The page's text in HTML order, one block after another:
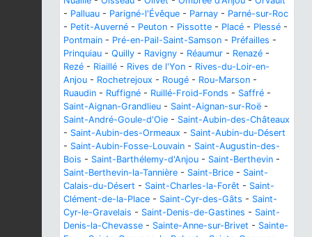
- Palluau - Parigné-l'Évêque - Parnay - Parné-sur-Roc
- Petit-Auverné - Peuton - Pissotte - Placé - Plessé -
Pontmain - Pré-en-Pail-Saint-Samson - Préfailles -
Prinquiau - Quilly - Ravigny - Réaumur - Renazé -
Rezé - Riaillé - Rives de l'Yon - Rives-du-Loir-en-
Anjou - Rochetrejoux - Rougé - Rou-Marson -
Ruaudin - Ruffigné - Ruillé-Froid-Fonds - Saffré -
Saint-Aignan-Grandlieu - Saint-Aignan-sur-Roë -
Saint-André-Goule-d'Oie - Saint-Aubin-des-Châteaux
- Saint-Aubin-des-Ormeaux - Saint-Aubin-du-Désert
- Saint-Aubin-Fosse-Louvain - Saint-Augustin-des-
Bois - Saint-Barthélemy-d'Anjou - Saint-Berthevin -
Saint-Berthevin-la-Tannière - Saint-Brice - Saint-
Calais-du-Désert - Saint-Charles-la-Forêt - Saint-
Clément-de-la-Place - Saint-Cyr-des-Gâts - Saint-
Cyr-le-Gravelais - Saint-Denis-de-Gastines - Saint-
Denis-la-Chevasse - Sainte-Anne-sur-Brivet - Sainte-